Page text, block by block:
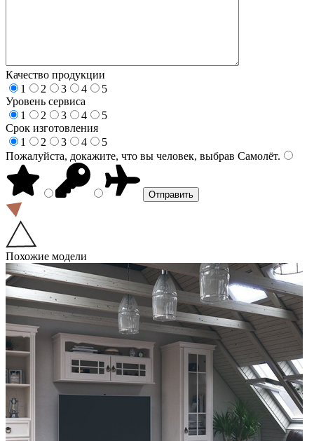
Качество продукции
1
2 3 4
5
Уровень сервиса
1
2 3 4
5
Срок изготовления
1
2 3 4
5
Пожалуйста, докажите, что вы человек, выбрав Самолёт.
Похожие модели